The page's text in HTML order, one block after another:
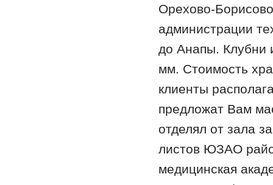
Орехово-
администрации
до Анапы. Клубни
мм. Стоимость
клиенты
предложат Вам
отделял от зала
листов ЮЗАО
медицинская